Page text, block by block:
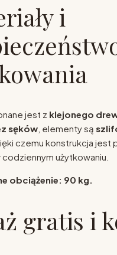
i
jest z klejonego
sęków, elementy są
czemu konstrukcja jest
użytkowaniu.
obciążenie: 90 kg.
gratis i